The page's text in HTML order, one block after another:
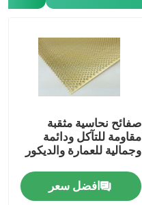
صفائح نحاسية مثقبة
مقاومة للتآكل ودائمة
وجمالية للعمارة والديكور
افضل سعر